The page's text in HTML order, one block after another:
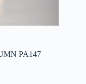
PA147